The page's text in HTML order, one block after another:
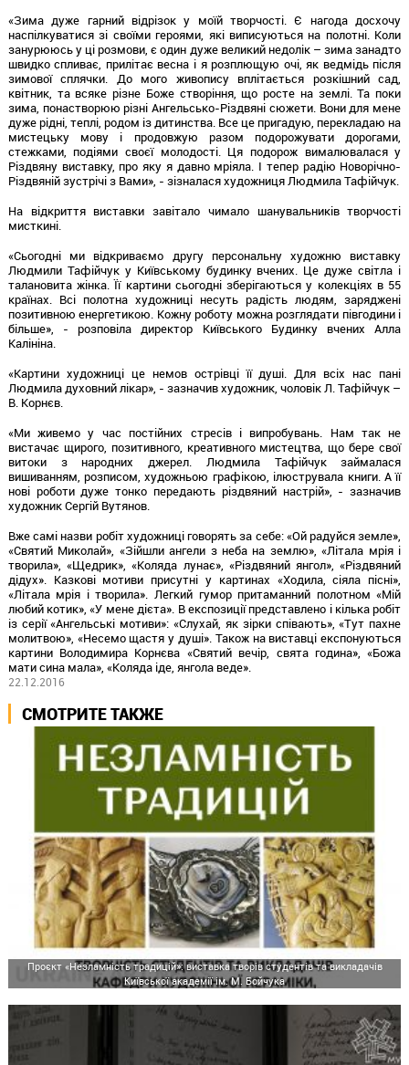
«Зима дуже гарний відрізок у моїй творчості. Є нагода досхочу
наспілкуватися зі своїми героями, які виписуються на полотні. Коли
занурююсь у ці розмови, є один дуже великий недолік – зима занадто
швидко спливає, прилітає весна і я розплющую очі, як ведмідь після
зимової сплячки. До мого живопису вплітається розкішний сад,
квітник, та всяке різне Боже створіння, що росте на землі. Та поки
зима, понастворюю різні Ангельсько-Різдвяні сюжети. Вони для мене
дуже рідні, теплі, родом із дитинства. Все це пригадую, перекладаю на
мистецьку мову і продовжую разом подорожувати дорогами,
стежками, подіями своєї молодості. Ця подорож вималювалася у
Різдвяну виставку, про яку я давно мріяла. І тепер радію Новорічно-
Різдвяній зустрічі з Вами», - зізналася художниця Людмила Тафійчук.
На відкриття виставки завітало чимало шанувальників творчості
мисткині.
«Сьогодні ми відкриваємо другу персональну художню виставку
Людмили Тафійчук у Київському будинку вчених. Це дуже світла і
талановита жінка. Її картини сьогодні зберігаються у колекціях в 55
країнах. Всі полотна художниці несуть радість людям, заряджені
позитивною енергетикою. Кожну роботу можна розглядати півгодини і
більше», - розповіла директор Київського Будинку вчених Алла
Калініна.
«Картини художниці це немов острівці її душі. Для всіх нас пані
Людмила духовний лікар», - зазначив художник, чоловік Л. Тафійчук –
В. Корнєв.
«Ми живемо у час постійних стресів і випробувань. Нам так не
вистачає щирого, позитивного, креативного мистецтва, що бере свої
витоки з народних джерел. Людмила Тафійчук займалася
вишиванням, розписом, художньою графікою, ілюструвала книги. А її
нові роботи дуже тонко передають різдвяний настрій», - зазначив
художник Сергій Вутянов.
Вже самі назви робіт художниці говорять за себе: «Ой радуйся земле»,
«Святий Миколай», «Зійшли ангели з неба на землю», «Літала мрія і
творила», «Щедрик», «Коляда лунає», «Різдвяний янгол», «Різдвяний
дідух». Казкові мотиви присутні у картинах «Ходила, сіяла пісні»,
«Літала мрія і творила». Легкий гумор притаманний полотном «Мій
любий котик», «У мене дієта». В експозиції представлено і кілька робіт
із серії «Ангельські мотиви»: «Слухай, як зірки співають», «Тут пахне
молитвою», «Несемо щастя у душі». Також на виставці експонуються
картини Володимира Корнєва «Святий вечір, свята година», «Божа
мати сина мала», «Коляда іде, янгола веде».
22.12.2016
СМОТРИТЕ ТАКЖЕ
Проєкт «Незламність традицій»: виставка творів студентів та викладачів
Київської академії ім. М. Бойчука